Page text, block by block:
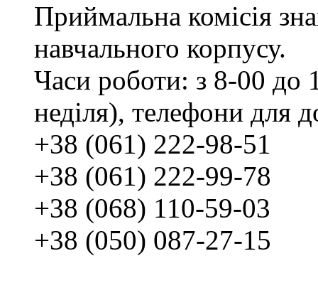
Приймальна комісія
навчального корпусу.
Часи роботи: з 8-00 до
неділя), телефони для
+38 (061) 222-98-51
+38 (061) 222-99-78
+38 (068) 110-59-03
+38 (050) 087-27-15